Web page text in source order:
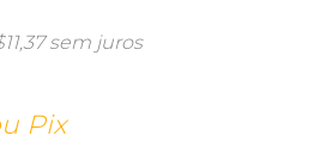
11,37sem juros
Pix